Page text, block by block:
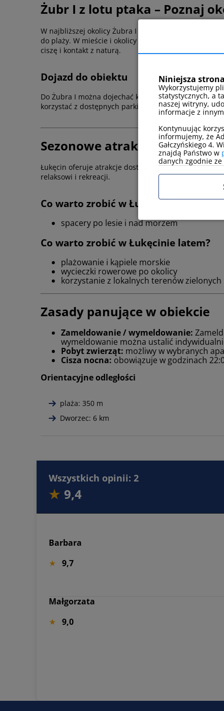
Żubr I z lotu ptaka – Poznaj
W najbliższej okolicy Żubra I znajduje się las oraz
do plaży. W mieście i okolicy można korzystać z
ciszę i kontakt z naturą.
Dojazd do obiektu
Do Żubra I można dojechać komunikacją miejską
korzystać z dostępnych parkingów w pobliżu obiektu.
Sezonowe atrakcje w Żubr I
Łukęcin oferuje atrakcje dostosowane do różnych
relaksowi i rekreacji.
Co warto zrobić w Łukęcinie zimą?
spacery po lesie i nad morzem
Co warto zrobić w Łukęcinie latem?
plażowanie i kąpiele morskie
wycieczki rowerowe po okolicy
korzystanie z lokalnych terenów zielonych
Zasady panujące w obiekcie
Zameldowanie / wymeldowanie:
wymeldowanie można ustalić
Pobyt zwierząt: możliwy w wybranych
Cisza nocna: obowiązuje w godzinach
Orientacyjne odległości
plaża: 350 m
Dworzec: 6 km
Wszystkich opinii: 2
9,4
Barbara
9,7
Małgorzata
9,0
Niniejsza
Wykorzystujemy
statystycznych, a
naszej witryny,
informacje z
Kontynuując
informujemy, że
Gałczyńskiego 4.
znajdą Państwo w
danych zgodnie